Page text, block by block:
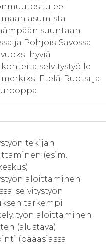
tulee
asumista
suuntaan
ja Pohjois-Savossa.
hyviä
selvitystyölle
Etelä-Ruotsi ja
tekijän
(esim.
aloittaminen
selvitystyön
tarkempi
työn aloittaminen
(alustava)
(pääasiassa